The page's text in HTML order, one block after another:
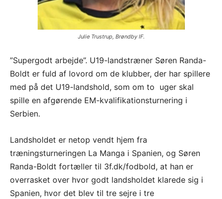
Julie Trustrup, Brøndby IF.
”Supergodt arbejde”. U19-landstræner Søren Randa-
Boldt er fuld af lovord om de klubber, der har spillere
med på det U19-landshold, som om to uger skal
spille en afgørende EM-kvalifikationsturnering i
Serbien.
Landsholdet er netop vendt hjem fra
træningsturneringen La Manga i Spanien, og Søren
Randa-Boldt fortæller til 3f.dk/fodbold, at han er
overrasket over hvor godt landsholdet klarede sig i
Spanien, hvor det blev til tre sejre i tre